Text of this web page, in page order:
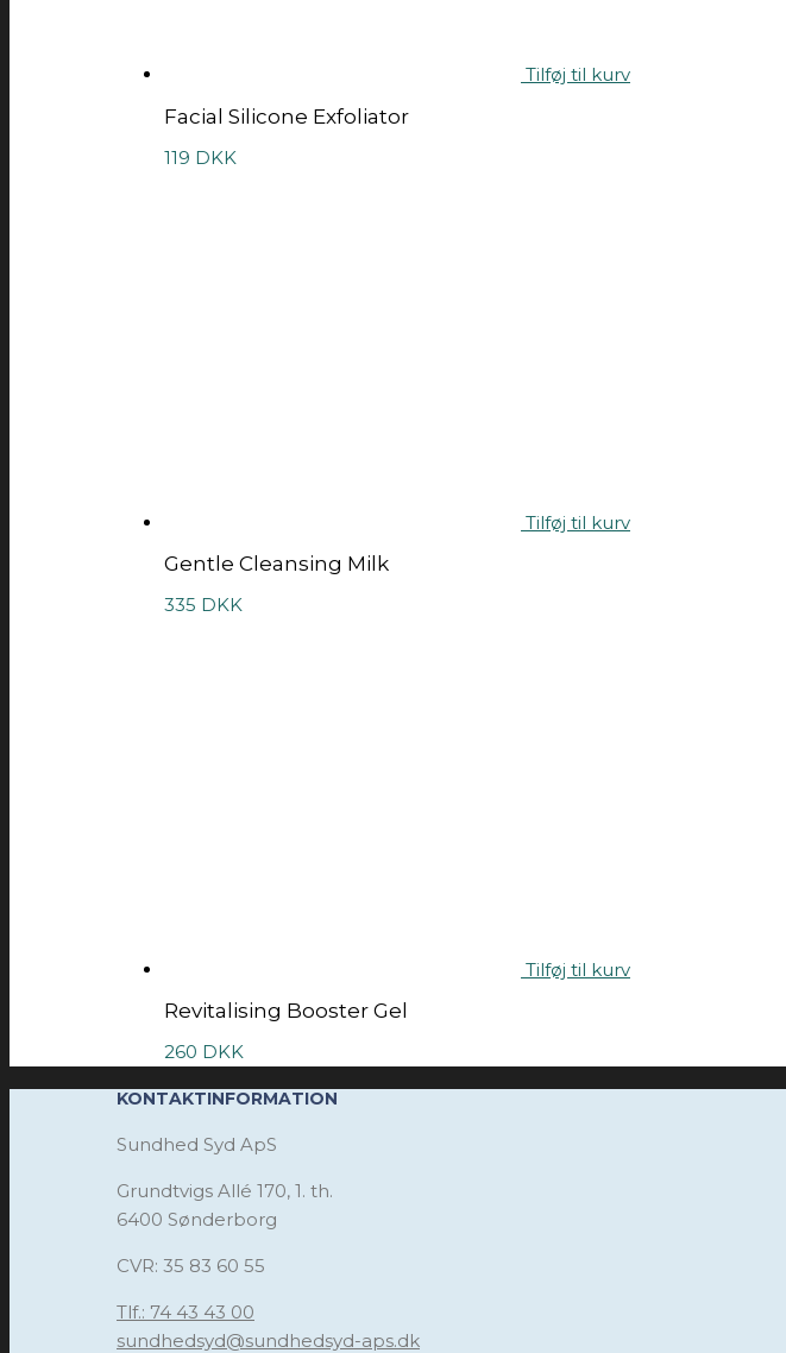
Tilføj til kurv
Facial Silicone Exfoliator
119 DKK
Tilføj til kurv
Gentle Cleansing Milk
335 DKK
Tilføj til kurv
Revitalising Booster Gel
260 DKK
KONTAKTINFORMATION
Sundhed Syd ApS
Grundtvigs Allé 170, 1. th.
6400 Sønderborg
CVR: 35 83 60 55
Tlf.: 74 43 43 00
sundhedsyd@sundhedsyd-aps.dk